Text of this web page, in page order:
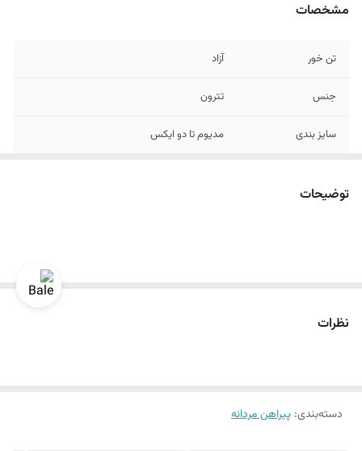
مشخصات
تن خور آزاد
جنس تترون
سایز بندی مدیوم تا دو ایکس
توضیحات
نظرات
دسته‌بندی: پیراهن مردانه